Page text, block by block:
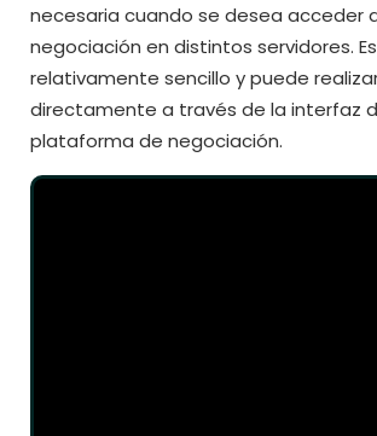
necesaria cuando se desea acceder
negociación en distintos servidores.
relativamente sencillo y puede
directamente a través de la interfaz
plataforma de negociación.